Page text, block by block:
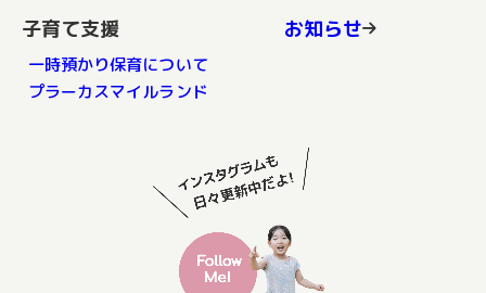
子育て支援
一時預かり保育について
プラーカスマイルランド
お知らせ